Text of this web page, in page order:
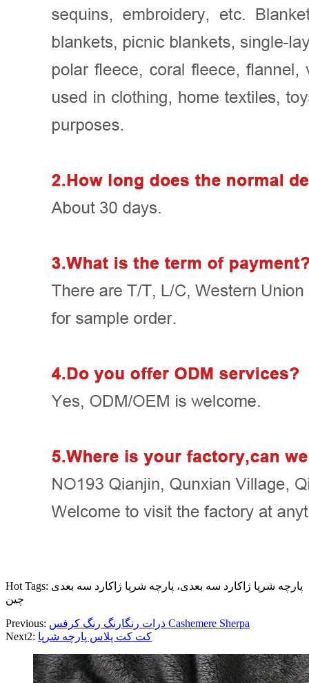
Hot Tags: پارچه شرپا ژاکارد سه بعدی، پارچه شرپا ژاکارد سه بعدی
چین
Previous:
ذرات رنگارنگ رنگ کرفس Cashemere Sherpa
Next2: کت کت پلاس پارچه شرپا